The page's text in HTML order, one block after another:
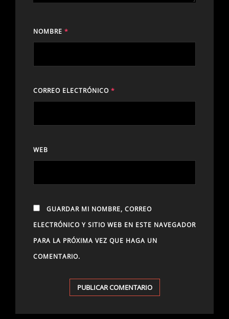
NOMBRE *
CORREO ELECTRÓNICO *
WEB
GUARDAR MI NOMBRE, CORREO
ELECTRÓNICO Y SITIO WEB EN ESTE NAVEGADOR
PARA LA PRÓXIMA VEZ QUE HAGA UN
COMENTARIO.